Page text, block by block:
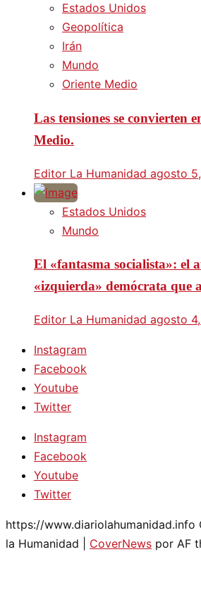
Estados Unidos
Geopolítica
Irán
Mundo
Oriente Medio
Las tensiones se convierten
Medio.
Editor La Humanidad agosto
Estados Unidos
Mundo
El «fantasma socialista»: el
«izquierda» demócrata que
Editor La Humanidad agosto
Instagram
Facebook
Youtube
Twitter
Instagram
Facebook
Youtube
Twitter
https://
la Humanidad
CoverNews por AF